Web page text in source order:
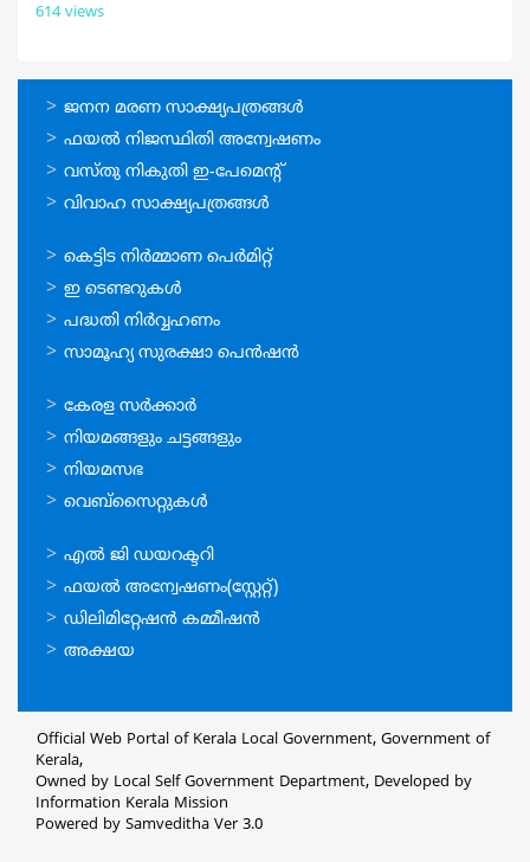
614 views
ഓണ്‍ലൈന്‍
സേവനങ്ങള്‍
ജനന മരണ സാക്ഷ്യപത്രങ്ങള്‍
ഫയല്‍ നിജസ്ഥിതി അന്വേഷണം
വസ്തു നികുതി ഇ-പേമെന്റ്
വിവാഹ സാക്ഷ്യപത്രങ്ങള്‍
ഓണ്‍ലൈന്‍
സേവനങ്ങള്‍
കെട്ടിട നിര്‍മ്മാണ പെര്‍മിറ്റ്‌
ഇ ടെണ്ടറുകള്‍
പദ്ധതി നിര്‍വ്വഹണം
സാമൂഹ്യ സുരക്ഷാ പെന്‍ഷന്‍
ഉപയോഗപ്രദമായ
കണ്ണികള്‍
കേരള സര്‍ക്കാര്‍
നിയമങ്ങളും ചട്ടങ്ങളും
നിയമസഭ
വെബ്സൈറ്റുകള്‍
ഉപയോഗപ്രദമായ
കണ്ണികള്‍
എല്‍ ജി ഡയറക്ടറി
ഫയല്‍ അന്വേഷണം(സ്റ്റേറ്റ്)
ഡിലിമിറ്റേഷന്‍ കമ്മീഷന്‍
അക്ഷയ
Official Web Portal of Kerala Local Government, Government of
Kerala,
Owned by Local Self Government Department, Developed by
Information Kerala Mission
Powered by Samveditha Ver 3.0